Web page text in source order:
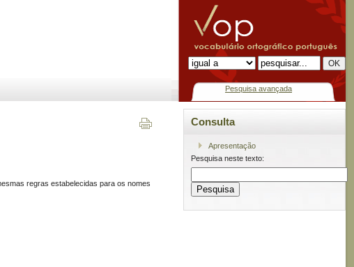
Pesquisa avançada
regras estabelecidas para os nomes
Consulta
Apresentação
Pesquisa neste texto: